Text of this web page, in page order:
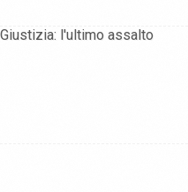
l'ultimo assalto